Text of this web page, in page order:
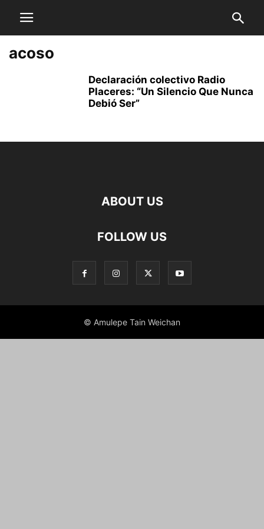
acoso
Declaración colectivo Radio
Placeres: “Un Silencio Que Nunca
Debió Ser”
ABOUT US
FOLLOW US
© Amulepe Tain Weichan